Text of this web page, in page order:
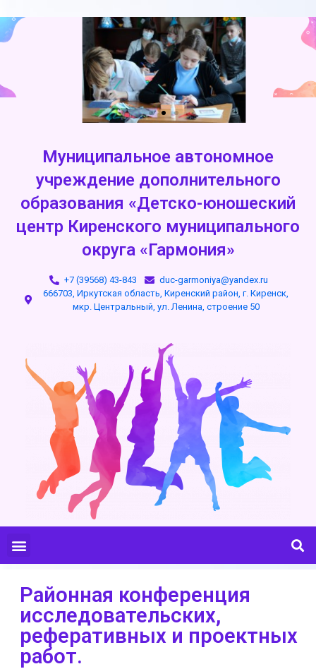
Муниципальное автономное
учреждение дополнительного
образования «Детско-юношеский
центр Киренского муниципального
округа «Гармония»
+7 (39568) 43-843
duc-garmoniya@yandex.ru
666703, Иркутская область, Киренский район, г. Киренск,
мкр. Центральный, ул. Ленина, строение 50
Районная конференция
исследовательских,
реферативных и проектных
работ.